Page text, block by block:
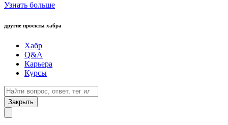
Узнать больше
другие проекты хабра
Хабр
Q&A
Карьера
Курсы
Закрыть